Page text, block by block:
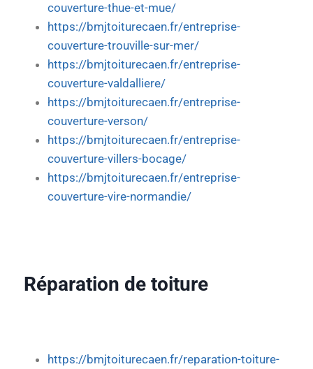
couverture-thue-et-mue/
https://bmjtoiturecaen.fr/entreprise-
couverture-trouville-sur-mer/
https://bmjtoiturecaen.fr/entreprise-
couverture-valdalliere/
https://bmjtoiturecaen.fr/entreprise-
couverture-verson/
https://bmjtoiturecaen.fr/entreprise-
couverture-villers-bocage/
https://bmjtoiturecaen.fr/entreprise-
couverture-vire-normandie/
Réparation de toiture
https://bmjtoiturecaen.fr/reparation-toiture-